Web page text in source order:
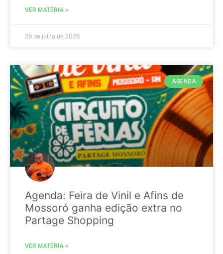
VER MATÉRIA »
29 de julho de 2026
AGENDA
Agenda: Feira de Vinil e Afins de
Mossoró ganha edição extra no
Partage Shopping
VER MATÉRIA »